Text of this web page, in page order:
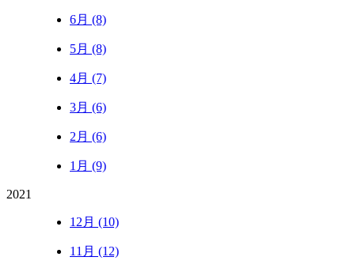
6月 (8)
5月 (8)
4月 (7)
3月 (6)
2月 (6)
1月 (9)
2021
12月 (10)
11月 (12)